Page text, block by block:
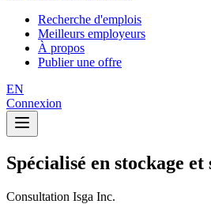
Recherche d'emplois
Meilleurs employeurs
À propos
Publier une offre
EN
Connexion
Spécialisé en stockage et
Consultation Isga Inc.